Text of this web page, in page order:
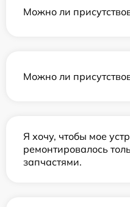
Можно ли
Можно ли
Я хочу, чтобы мое
ремонтировалось
запчастями.